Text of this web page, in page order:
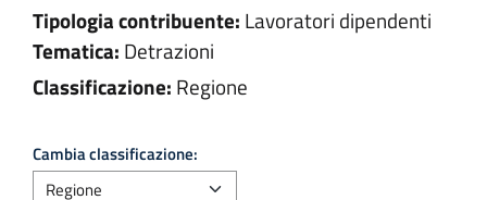
Tipologia contribuente: Lavoratori dipendenti
Tematica: Detrazioni
Classificazione: Regione
Cambia classificazione: